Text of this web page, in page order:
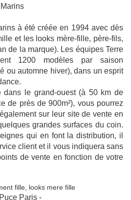
à été créée en 1994 avec dès
et les looks mère-fille, père-fils,
de la marque). Les équipes Terre
1200 modèles par saison
ou automne hiver), dans un esprit
dans le grand-ouest (à 50 km de
de près de 900m²), vous pourrez
sur leur site de vente en
grandes surfaces du coin.
qui en font la distribution, il
client et il vous indiquera sans
de vente en fonction de votre